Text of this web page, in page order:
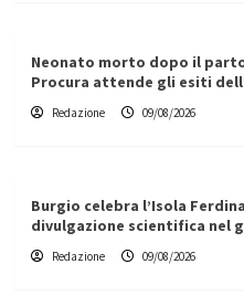
Neonato morto dopo il
Procura attende gli esiti
Redazione 09/08/2026
Burgio celebra l’Isola
divulgazione scientifica nel
Redazione 09/08/2026